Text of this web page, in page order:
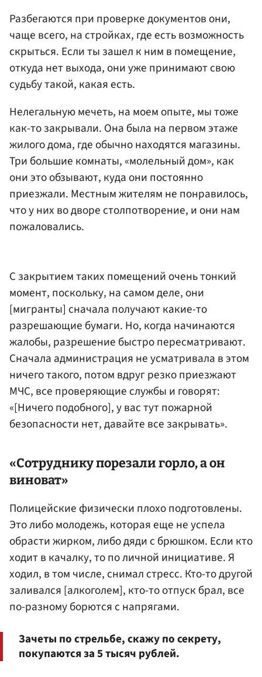
Разбегаются при проверке документов они,
чаще всего, на стройках, где есть возможность
скрыться. Если ты зашел к ним в помещение,
откуда нет выхода, они уже принимают свою
судьбу такой, какая есть.
Нелегальную мечеть, на моем опыте, мы тоже
как-то закрывали. Она была на первом этаже
жилого дома, где обычно находятся магазины.
Три большие комнаты, «молельный дом», как
они это обзывают, куда они постоянно
приезжали. Местным жителям не понравилось,
что у них во дворе столпотворение, и они нам
пожаловались.
С закрытием таких помещений очень тонкий
момент, поскольку, на самом деле, они
[мигранты] сначала получают какие-то
разрешающие бумаги. Но, когда начинаются
жалобы, разрешение быстро пересматривают.
Сначала администрация не усматривала в этом
ничего такого, потом вдруг резко приезжают
МЧС, все проверяющие службы и говорят:
«[Ничего подобного], у вас тут пожарной
безопасности нет, давайте все закрывать».
«Сотруднику порезали горло, а он
виноват»
Полицейские физически плохо подготовлены.
Это либо молодежь, которая еще не успела
обрасти жирком, либо дяди с брюшком. Если кто
ходит в качалку, то по личной инициативе. Я
ходил, в том числе, снимал стресс. Кто-то другой
заливался [алкоголем], кто-то отпуск брал, все
по-разному борются с напрягами.
Зачеты по стрельбе, скажу по секрету,
покупаются за 5 тысяч рублей.